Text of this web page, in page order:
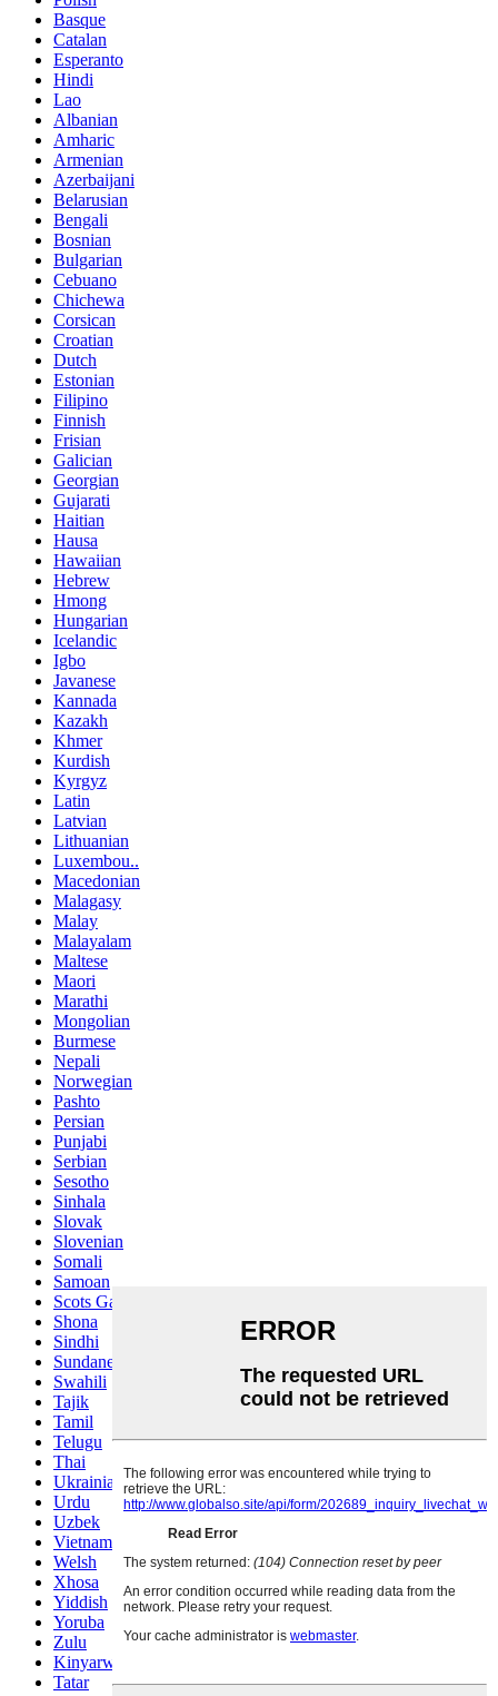
Basque
Catalan
Esperanto
Hindi
Lao
Albanian
Amharic
Armenian
Azerbaijani
Belarusian
Bengali
Bosnian
Bulgarian
Cebuano
Chichewa
Corsican
Croatian
Dutch
Estonian
Filipino
Finnish
Frisian
Galician
Georgian
Gujarati
Haitian
Hausa
Hawaiian
Hebrew
Hmong
Hungarian
Icelandic
Igbo
Javanese
Kannada
Kazakh
Khmer
Kurdish
Kyrgyz
Latin
Latvian
Lithuanian
Luxembou..
Macedonian
Malagasy
Malay
Malayalam
Maltese
Maori
Marathi
Mongolian
Burmese
Nepali
Norwegian
Pashto
Persian
Punjabi
Serbian
Sesotho
Sinhala
Slovak
Slovenian
Somali
Samoan
Scots Gaelic
Shona
Sindhi
Sundanese
Swahili
Tajik
Tamil
Telugu
Thai
Ukrainian
Urdu
Uzbek
Vietnamese
Welsh
Xhosa
Yiddish
Yoruba
Zulu
Kinyarwanda
Tatar